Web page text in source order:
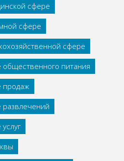
сфере
сфере
сфере
питания
продаж